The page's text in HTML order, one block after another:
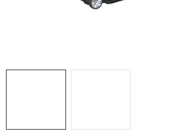
Moje objednávka / odstoupení od smlouvy